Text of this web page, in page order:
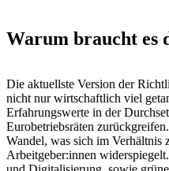
Warum braucht es
Die aktuellste Version der
nicht nur wirtschaftlich viel
Erfahrungswerte in der
Eurobetriebsräten
Wandel, was sich im Verhältnis
Arbeitgeber:innen